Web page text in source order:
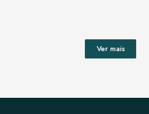
Ver mais